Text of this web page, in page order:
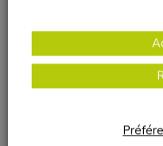
DITEP d’Albertville,
Damien Seguin, le FAM
Maisons de Crolles, la
Robert Ramel.